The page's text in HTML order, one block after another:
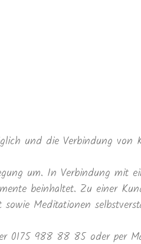
und die Verbindung von
um. In Verbindung mit
beinhaltet. Zu einer
Meditationen
0175 988 88 85 oder per